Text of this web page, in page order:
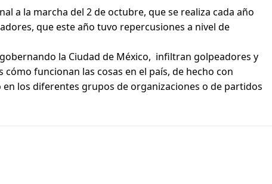
a la marcha del 2 de octubre, que se realiza cada año
que este año tuvo repercusiones a nivel de
la Ciudad de México, infiltran golpeadores y
funcionan las cosas en el país, de hecho con
en los diferentes grupos de organizaciones o de partidos